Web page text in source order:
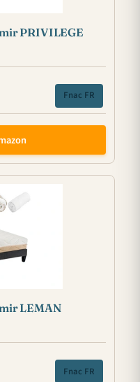
PRIVILEGE
Fnac FR
LEMAN
Fnac FR